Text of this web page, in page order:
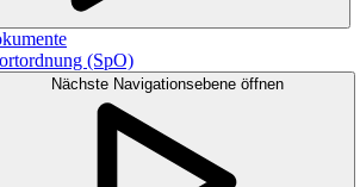
(SpO)
Nächste Navigationsebene öffnen